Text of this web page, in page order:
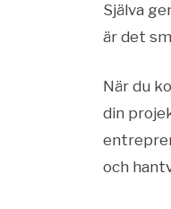
Själva
är det
När du
din
och